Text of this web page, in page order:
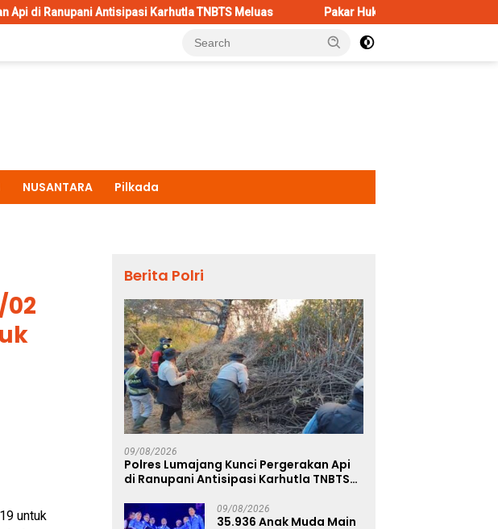
Karhutla TNBTS Meluas Pakar Hukum Dorong Polri Tindak Tegas Konten
NUSANTARA Pilkada
untuk
Berita Polri
09/08/2026
Polres Lumajang Kunci Pergerakan Api
di Ranupani Antisipasi Karhutla TNBTS
09/08/2026
35.936 Anak Muda Main